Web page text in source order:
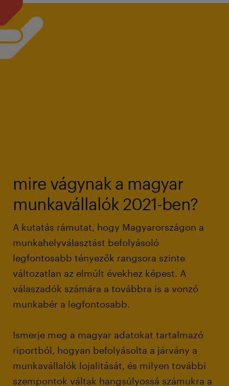
mire vágynak a magyar
munkavállalók 2021-ben?
A kutatás rámutat, hogy Magyarországon a
munkahelyválasztást befolyásoló
legfontosabb tényezők rangsora szinte
változatlan az elmúlt évekhez képest. A
válaszadók számára a továbbra is a vonzó
munkabér a legfontosabb.
Ismerje meg a magyar adatokat tartalmazó
riportból, hogyan befolyásolta a járvány a
munkavállalók lojalitását, és milyen további
szempontok váltak hangsúlyossá számukra a